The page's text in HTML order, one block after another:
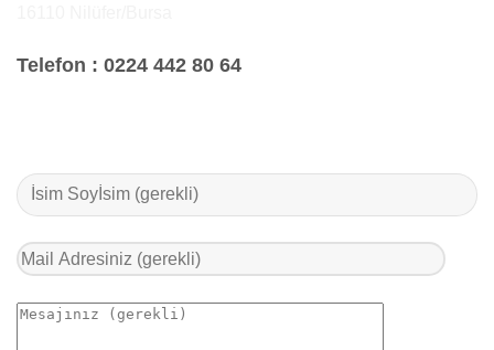
Telefon : 0224 442 80 64